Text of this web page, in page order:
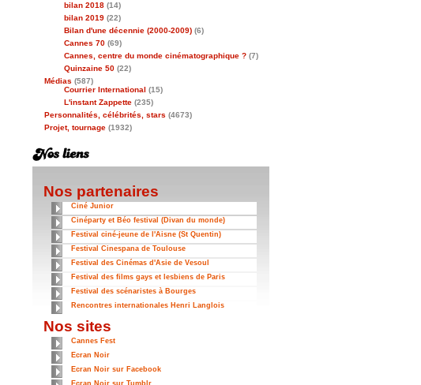
bilan 2018 (14)
bilan 2019 (22)
Bilan d'une décennie (2000-2009) (6)
Cannes 70 (69)
Cannes, centre du monde cinématographique ? (7)
Quinzaine 50 (22)
Médias (587)
Courrier International (15)
L'instant Zappette (235)
Personnalités, célébrités, stars (4673)
Projet, tournage (1932)
Nos partenaires
Ciné Junior
Cinéparty et Béo festival (Divan du monde)
Festival ciné-jeune de l'Aisne (St Quentin)
Festival Cinespana de Toulouse
Festival des Cinémas d'Asie de Vesoul
Festival des films gays et lesbiens de Paris
Festival des scénaristes à Bourges
Rencontres internationales Henri Langlois
Nos sites
Cannes Fest
Ecran Noir
Ecran Noir sur Facebook
Ecran Noir sur Tumblr